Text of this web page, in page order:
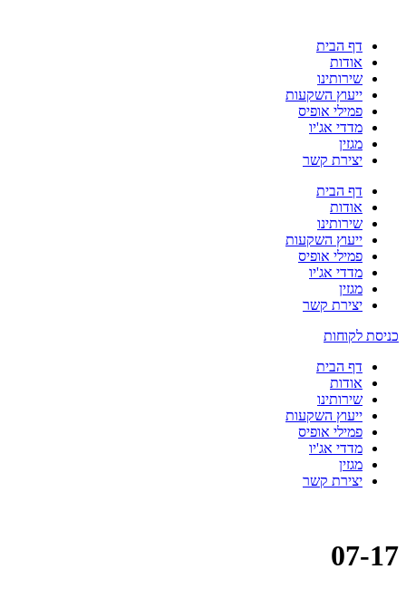
דף הבית
אודות
שירותינו
ייעוץ השקעות
פמילי אופיס
מדדי אג'יו
מגזין
יצירת קשר
דף הבית
אודות
שירותינו
ייעוץ השקעות
פמילי אופיס
מדדי אג'יו
מגזין
יצירת קשר
כניסת לקוחות
דף הבית
אודות
שירותינו
ייעוץ השקעות
פמילי אופיס
מדדי אג'יו
מגזין
יצירת קשר
07-17